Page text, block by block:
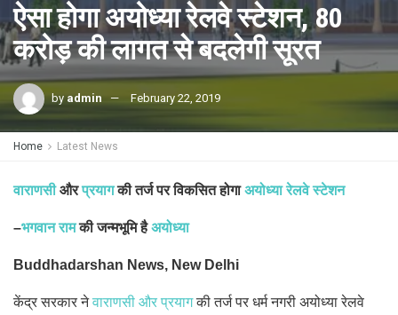
ऐसा होगा अयोध्या रेलवे स्टेशन, 80
करोड़ की लागत से बदलेगी सूरत
by admin February 22, 2019
Home Latest News
वाराणसीऔरप्रयागकी तर्ज पर विकसित होगाअयोध्या रेलवे स्टेशन
–भगवान रामकी जन्मभूमि हैअयोध्या
Buddhadarshan News, New Delhi
केंद्र सरकार नेवाराणसी और प्रयागकी तर्ज पर धर्म नगरी अयोध्या रेलवे